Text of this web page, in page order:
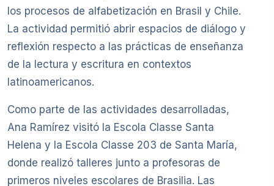
los procesos de alfabetización en Brasil y Chile.
La actividad permitió abrir espacios de diálogo y
reflexión respecto a las prácticas de enseñanza
de la lectura y escritura en contextos
latinoamericanos.
Como parte de las actividades desarrolladas,
Ana Ramírez visitó la Escola Classe Santa
Helena y la Escola Classe 203 de Santa María,
donde realizó talleres junto a profesoras de
primeros niveles escolares de Brasilia. Las